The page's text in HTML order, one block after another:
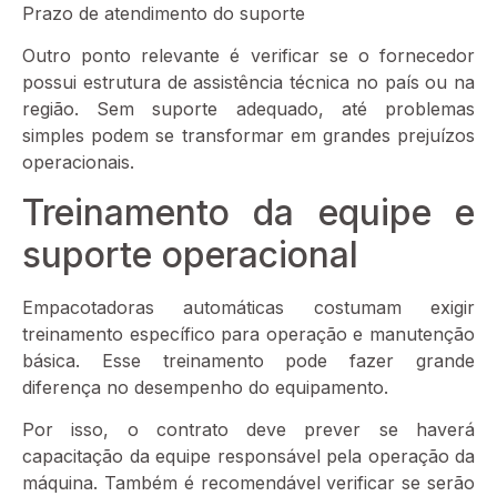
Prazo de atendimento do suporte
Outro ponto relevante é verificar se o fornecedor
possui estrutura de assistência técnica no país ou na
região. Sem suporte adequado, até problemas
simples podem se transformar em grandes prejuízos
operacionais.
Treinamento da equipe e
suporte operacional
Empacotadoras automáticas costumam exigir
treinamento específico para operação e manutenção
básica. Esse treinamento pode fazer grande
diferença no desempenho do equipamento.
Por isso, o contrato deve prever se haverá
capacitação da equipe responsável pela operação da
máquina. Também é recomendável verificar se serão